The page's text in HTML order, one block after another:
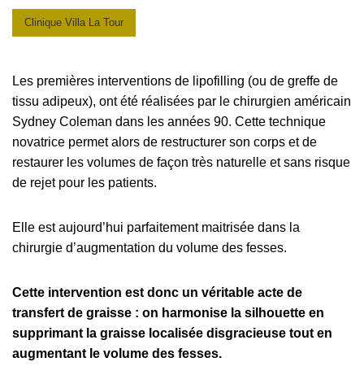
Clinique Villa La Tour
Les premières interventions de lipofilling (ou de greffe de
tissu adipeux), ont été réalisées par le chirurgien américain
Sydney Coleman dans les années 90. Cette technique
novatrice permet alors de restructurer son corps et de
restaurer les volumes de façon très naturelle et sans risque
de rejet pour les patients.
Elle est aujourd’hui parfaitement maitrisée dans la
chirurgie d’augmentation du volume des fesses.
Cette intervention est donc un véritable acte de
transfert de graisse : on harmonise la silhouette en
supprimant la graisse localisée disgracieuse tout en
augmentant le volume des fesses.